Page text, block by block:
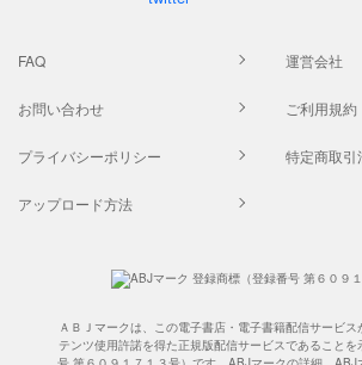
FAQ 運営会社
お問い合わせ ご利用規約
プライバシーポリシー 特定商取引
アップロード方法
ＡＢＪマークは、この電子書店・電子書籍配信サービ
テンツ使用許諾を得た正規版配信サービスであること